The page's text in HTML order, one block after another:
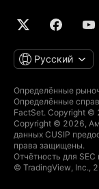
Русский
Определённые
Определённые
FactSet. Copyright ©
Copyright © 2026,
данных CUSIP
права защищены.
Отчётность для
© TradingView, Inc.,